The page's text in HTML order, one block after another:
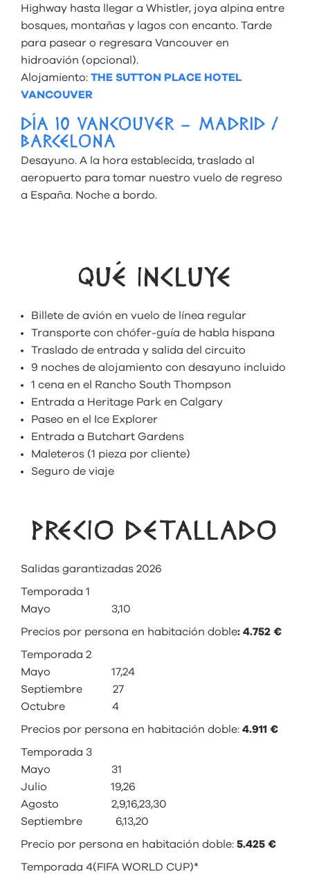
Highway hasta llegar a Whistler, joya alpina entre
bosques, montañas y lagos con encanto. Tarde
para pasear o regresara Vancouver en
hidroavión (opcional).
Alojamiento: THE SUTTON PLACE HOTEL
VANCOUVER
DÍA 10 VANCOUVER – MADRID /
BARCELONA
Desayuno. A la hora establecida, traslado al
aeropuerto para tomar nuestro vuelo de regreso
a España. Noche a bordo.
QUÉ INCLUYE
Billete de avión en vuelo de línea regular
Transporte con chófer-guía de habla hispana
Traslado de entrada y salida del circuito
9 noches de alojamiento con desayuno incluido
1 cena en el Rancho South Thompson
Entrada a Heritage Park en Calgary
Paseo en el Ice Explorer
Entrada a Butchart Gardens
Maleteros (1 pieza por cliente)
Seguro de viaje
PRECIO DETALLADO
Salidas garantizadas 2026
Temporada 1
Mayo 3,10
Precios por persona en habitación doble: 4.752 €
Temporada 2
Mayo 17,24
Septiembre 27
Octubre 4
Precios por persona en habitación doble: 4.911 €
Temporada 3
Mayo 31
Julio 19,26
Agosto 2,9,16,23,30
Septiembre 6,13,20
Precio por persona en habitación doble: 5.425 €
Temporada 4(FIFA WORLD CUP)*